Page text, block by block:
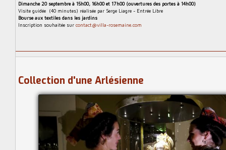
Dimanche 20 septembre à 15h00, 16h00 et 17h00 (ouvertures des portes à 14h00)
Visite guidée (40 minutes) réalisée par Serge Liagre - ​Entrée Libre
​Bourse aux textiles dans les jardins
Inscription souhaitée sur contact@villa-rosemaine.com
Collection d'une Arlésienne